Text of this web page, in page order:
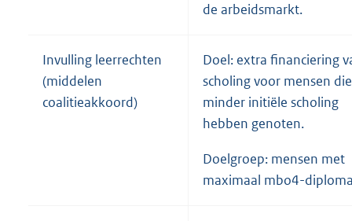
de arbeidsmarkt.
Invulling leerrechten
(middelen
coalitieakkoord)
Doel: extra financiering
scholing voor mensen die
minder initiële scholing
hebben genoten.
Doelgroep: mensen met
maximaal mbo4-